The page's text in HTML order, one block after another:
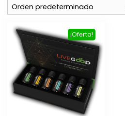
¡Oferta!